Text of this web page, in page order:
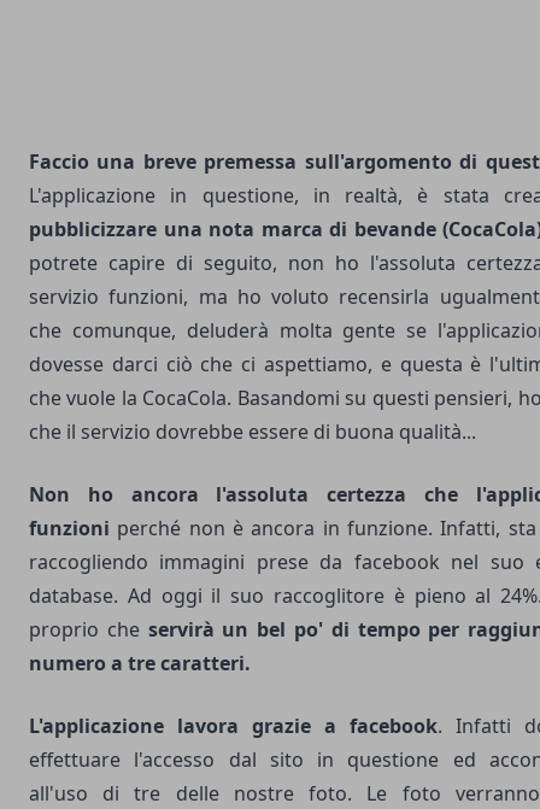
Faccio una breve premessa sull'argomento di
L'applicazione in questione, in realtà, è stata
pubblicizzare una nota marca di bevande
potrete capire di seguito, non ho l'assoluta
servizio funzioni, ma ho voluto recensirla
che comunque, deluderà molta gente se
dovesse darci ciò che ci aspettiamo, e questa è
che vuole la CocaCola. Basandomi su questi pensieri,
che il servizio dovrebbe essere di buona qualità...
Non ho ancora l'assoluta certezza che
funzioni perché non è ancora in funzione. Infatti,
raccogliendo immagini prese da facebook nel suo
database. Ad oggi il suo raccoglitore è pieno al
proprio che servirà un bel po' di tempo per
numero a tre caratteri.
L'applicazione lavora grazie a facebook. Infatti
effettuare l'accesso dal sito in questione ed
all'uso di tre delle nostre foto. Le foto